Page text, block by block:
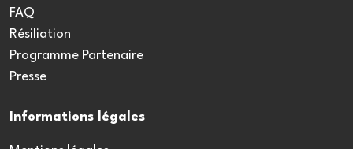
FAQ
Résiliation
Programme Partenaire
Presse
Informations légales